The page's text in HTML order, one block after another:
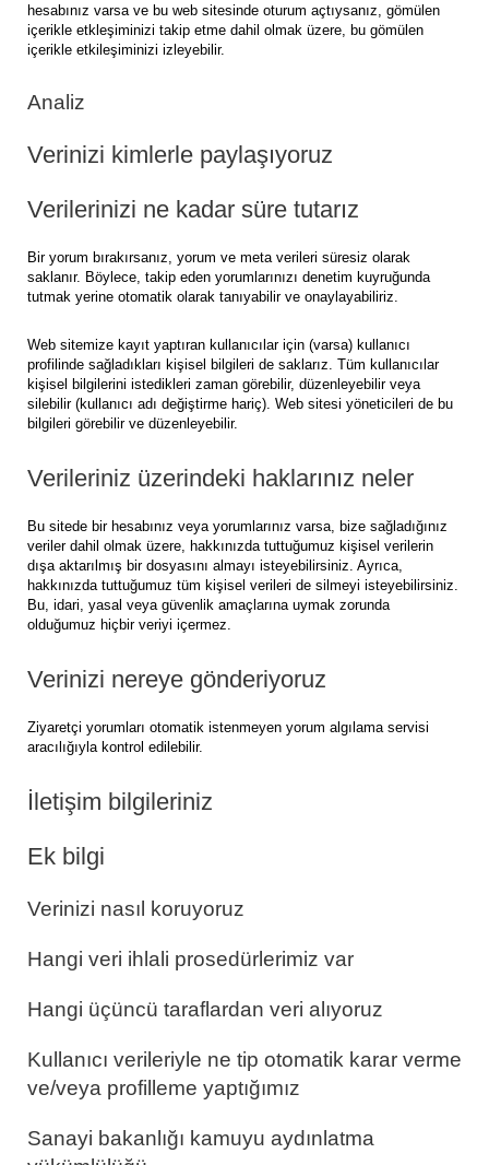
hesabınız varsa ve bu web sitesinde oturum açtıysanız, gömülen
içerikle etkleşiminizi takip etme dahil olmak üzere, bu gömülen
içerikle etkileşiminizi izleyebilir.
Analiz
Verinizi kimlerle paylaşıyoruz
Verilerinizi ne kadar süre tutarız
Bir yorum bırakırsanız, yorum ve meta verileri süresiz olarak
saklanır. Böylece, takip eden yorumlarınızı denetim kuyruğunda
tutmak yerine otomatik olarak tanıyabilir ve onaylayabiliriz.
Web sitemize kayıt yaptıran kullanıcılar için (varsa) kullanıcı
profilinde sağladıkları kişisel bilgileri de saklarız. Tüm kullanıcılar
kişisel bilgilerini istedikleri zaman görebilir, düzenleyebilir veya
silebilir (kullanıcı adı değiştirme hariç). Web sitesi yöneticileri de bu
bilgileri görebilir ve düzenleyebilir.
Verileriniz üzerindeki haklarınız neler
Bu sitede bir hesabınız veya yorumlarınız varsa, bize sağladığınız
veriler dahil olmak üzere, hakkınızda tuttuğumuz kişisel verilerin
dışa aktarılmış bir dosyasını almayı isteyebilirsiniz. Ayrıca,
hakkınızda tuttuğumuz tüm kişisel verileri de silmeyi isteyebilirsiniz.
Bu, idari, yasal veya güvenlik amaçlarına uymak zorunda
olduğumuz hiçbir veriyi içermez.
Verinizi nereye gönderiyoruz
Ziyaretçi yorumları otomatik istenmeyen yorum algılama servisi
aracılığıyla kontrol edilebilir.
İletişim bilgileriniz
Ek bilgi
Verinizi nasıl koruyoruz
Hangi veri ihlali prosedürlerimiz var
Hangi üçüncü taraflardan veri alıyoruz
Kullanıcı verileriyle ne tip otomatik karar verme
ve/veya profilleme yaptığımız
Sanayi bakanlığı kamuyu aydınlatma